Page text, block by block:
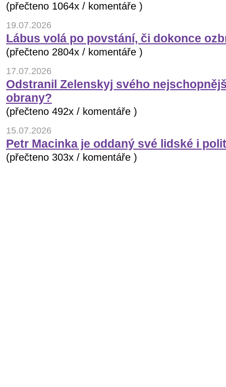
(přečteno 1064x / komentáře )
19.07.2026
Lábus volá po povstání, či dokonce
(přečteno 2804x / komentáře )
17.07.2026
Odstranil Zelenskyj svého
obrany?
(přečteno 492x / komentáře )
15.07.2026
Petr Macinka je oddaný své lidské i
(přečteno 303x / komentáře )